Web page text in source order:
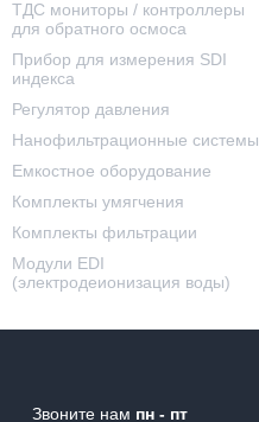
ТДС мониторы / контроллеры
для обратного осмоса
Прибор для измерения SDI
индекса
Регулятор давления
Нанофильтрационные системы
Емкостное оборудование
Комплекты умягчения
Комплекты фильтрации
Модули EDI
(электродеионизация воды)
Звоните нам пн - пт